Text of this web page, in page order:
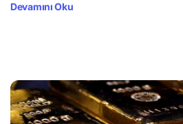
Devamını Oku